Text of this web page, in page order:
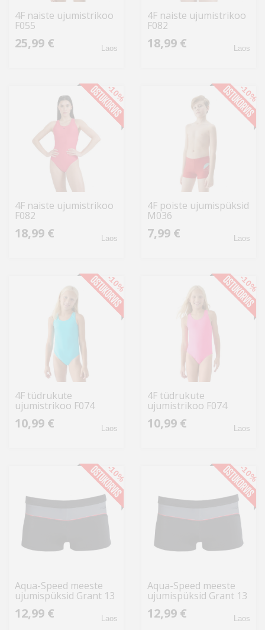
4F naiste ujumistrikoo
F055
62S, punane
25,99 € Laos
4F naiste ujumistrikoo
F082
48S, türkiissinine
18,99 € Laos
4F naiste ujumistrikoo
F082
54S, roosa
18,99 € Laos
-10%
4F poiste ujumispüksid
M036
62S, punane
7,99 € Laos
-10%
4F tüdrukute
ujumistrikoo F074
4FJWMM00USWSF074
48N, neoon-
10,99 € Laos
-10%
4F tüdrukute
ujumistrikoo F074
4FJWMM00USWSF074
55N, neoonfuksia
10,99 € Laos
-10%
Aqua-Speed meeste
ujumispüksid Grant 13
410 S, must-hall
12,99 € Laos
-10%
Aqua-Speed meeste
ujumispüksid Grant 13
410, must-hallid
12,99 € Laos
-10%